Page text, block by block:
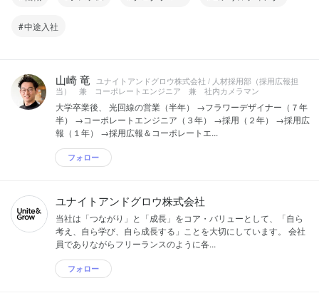
中途入社
山崎 竜
ユナイトアンドグロウ株式会社 / 人材採用部（採用広報担
当） 兼 コーポレートエンジニア 兼 社内カメラマン
大学卒業後、 光回線の営業（半年） →フラワーデザイナー（７年
半） →コーポレートエンジニア（３年） →採用（２年） →採用広
報（１年） →採用広報＆コーポレートエ...
フォロー
ユナイトアンドグロウ株式会社
当社は「つながり」と「成長」をコア・バリューとして、「自ら
考え、自ら学び、自ら成長する」ことを大切にしています。 会社
員でありながらフリーランスのように各...
フォロー